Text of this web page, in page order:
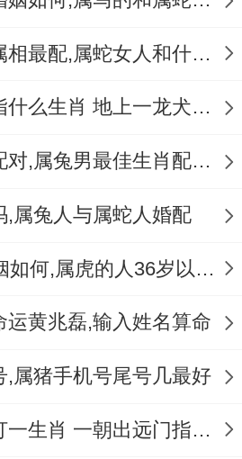
搭配很大程度上还是既然
的深思熟虑与灵活性左
人都好热情、有魅力跟热
。
望。
男是最佳搭配;虽说生肖属
属蛇女性和什么属相最配,属蛇女人和什么属相最配
地上一龙犬假身指什么生肖 地上一龙犬假身十二生肖指哪肖
属兔男最佳生肖配对,属兔男最佳生肖配对表
,属兔人与属蛇人婚配
属虎女36岁的婚姻如何,属虎的人36岁以后会好吗
运黄兆磊,输入姓名算命
,属猪手机号尾号几最好
一朝出动有路跟打一生肖 一朝出远门指什么生肖